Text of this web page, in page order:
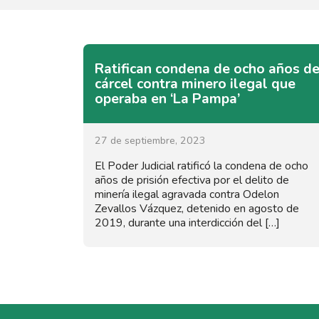
Ratifican condena de ocho años de
cárcel contra minero ilegal que
operaba en ‘La Pampa’
27 de septiembre, 2023
El Poder Judicial ratificó la condena de ocho
años de prisión efectiva por el delito de
minería ilegal agravada contra Odelon
Zevallos Vázquez, detenido en agosto de
2019, durante una interdicción del […]